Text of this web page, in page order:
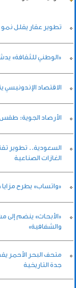
تطوير عقار يقلل نمو
«الوطني للثقافة»
الاقتصاد الإندونيسي
الأرصاد الجوية:
السعودية.. تطوير
الغازات الصناعية
«واتساب» يطرح
«الأبحاث» ينضم إلى
والشفافية»
متحف البحر الأحمر
جدة التاريخية